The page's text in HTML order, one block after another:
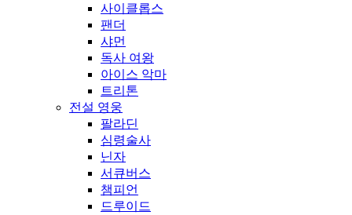
사이클롭스
팬더
샤먼
독사 여왕
아이스 악마
트리톤
전설 영웅
팔라딘
심령술사
닌자
서큐버스
챔피언
드루이드